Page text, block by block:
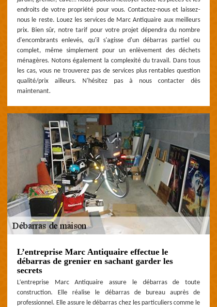
endroits de votre propriété pour vous. Contactez-nous et laissez-
nous le reste. Louez les services de Marc Antiquaire aux meilleurs
prix. Bien sûr, notre tarif pour votre projet dépendra du nombre
d'encombrants enlevés, qu'il s'agisse d'un débarras partiel ou
complet, même simplement pour un enlèvement des déchets
ménagères. Notons également la complexité du travail. Dans tous
les cas, vous ne trouverez pas de services plus rentables question
qualité/prix ailleurs. N'hésitez pas à nous contacter dès
maintenant.
L’entreprise Marc Antiquaire effectue le
débarras de grenier en sachant garder les
secrets
L’entreprise Marc Antiquaire assure le débarras de toute
construction. Elle réalise le débarras de bureau auprès de
professionnel. Elle assure le débarras chez les particuliers comme le